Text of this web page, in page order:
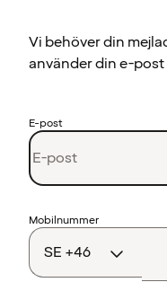
Vi behöver din
använder din e-post
E-post
Landskod
Mobilnummer